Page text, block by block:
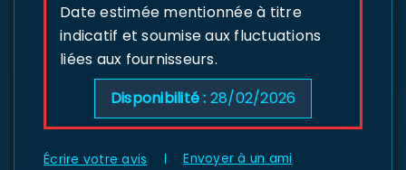
Date estimée mentionnée à titre
indicatif et soumise aux fluctuations
liées aux fournisseurs.
Disponibilité : 28/02/2026
Écrire votre avis Envoyer à un ami